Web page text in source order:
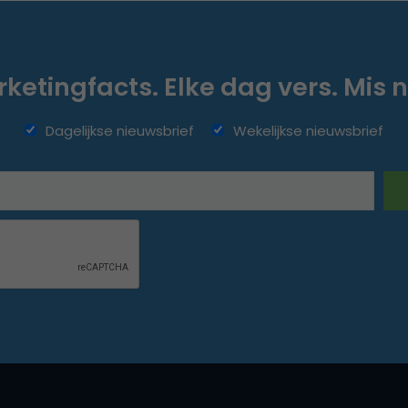
Elke dag vers. Mis
Dagelijkse nieuwsbrief Wekelijkse nieuwsbrief